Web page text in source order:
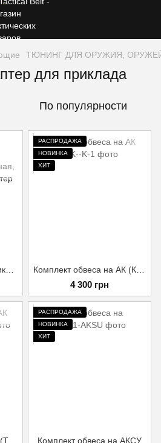
ТЮНИНГ ДЛЯ ОРУЖИЯ,
для приклада
По популярности
РАСПРОДАЖА
НОВИНКА
ХИТ
4 300 грн
РАСПРОДАЖА
НОВИНКА
ХИТ
Комплект обвеса на АКСУ